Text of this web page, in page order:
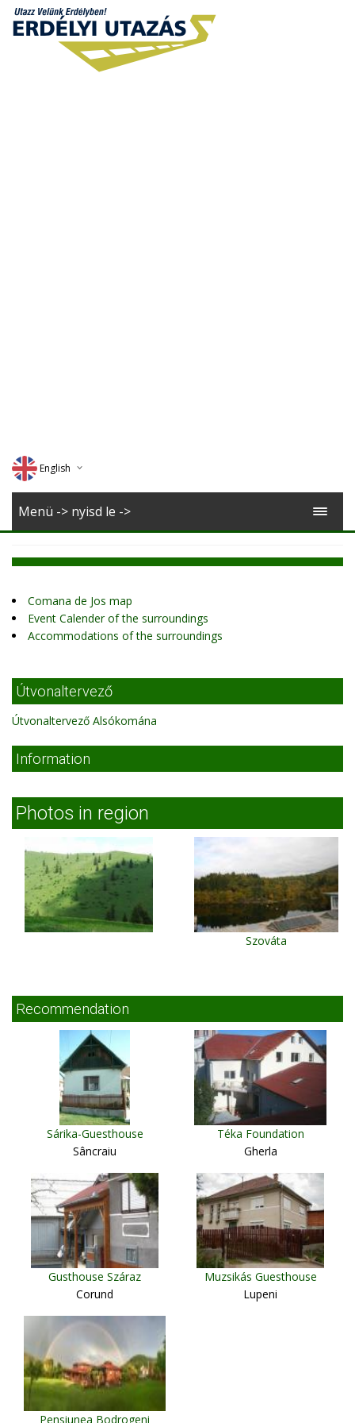
English
Deutsch
Menü -> nyisd le ->
Comana de Jos map
Event Calender of the surroundings
Accommodations of the surroundings
Útvonaltervező
Útvonaltervező Alsókomána
Information
Photos in region
Szováta
Recommendation
Sárika-Guesthouse
Sâncraiu
Téka Foundation
Gherla
Gusthouse Száraz
Corund
Muzsikás Guesthouse
Lupeni
Pensiunea Bodrogeni